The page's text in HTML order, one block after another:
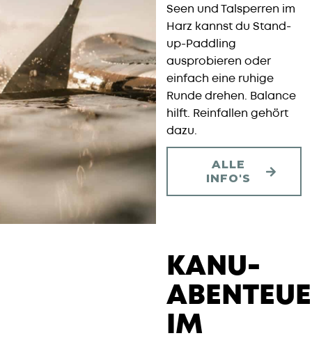
Seen und Talsperren im
Harz kannst du Stand-
up-Paddling
ausprobieren oder
einfach eine ruhige
Runde drehen. Balance
hilft. Reinfallen gehört
dazu.
ALLE
INFO'S
KANU-
IM